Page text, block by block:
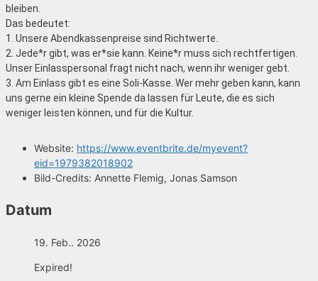
bleiben.
Das bedeutet:
1. Unsere Abendkassenpreise sind Richtwerte.
2. Jede*r gibt, was er*sie kann. Keine*r muss sich rechtfertigen.
Unser Einlasspersonal fragt nicht nach, wenn ihr weniger gebt.
3. Am Einlass gibt es eine Soli-Kasse. Wer mehr geben kann, kann
uns gerne ein kleine Spende da lassen für Leute, die es sich
weniger leisten können, und für die Kultur.
Website: https://www.eventbrite.de/myevent?
eid=1979382018902
Bild-Credits: Annette Flemig, Jonas Samson
Datum
19. Feb.. 2026
Expired!